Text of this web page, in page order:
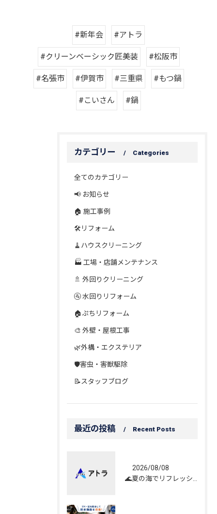
#新年会 #アトラ
#クリーンベーシック匠美装 #松阪市
#名張市 #伊賀市 #三重県 #もつ鍋
#こいさん #鍋
カテゴリー Categories
全てのカテゴリー
📢 お知らせ
🏠 施工事例
🛠️リフォーム
🧹ハウスクリーニング
🏭 工場・店舗メンテナンス
🚿 外回りクリーニング
🚰 水回りリフォーム
🏠ぷちリフォーム
🎨 外壁・屋根工事
🌿外構・エクステリア
🛡️害虫・害獣駆除
📝スタッフブログ
最近の投稿 Recent Posts
2026/08/08
🌊夏の海でリフレッシュしてきました！☀️